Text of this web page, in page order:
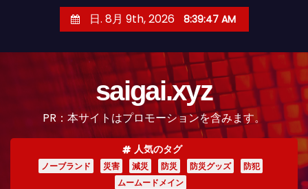
日. 8月 9th, 2026 8:39:49 AM
saigai.xyz
PR：本サイトはプロモーションを含みます。
人気のタグ
ノーブランド 災害 減災 防災 防災グッズ
防犯
ムームードメイン